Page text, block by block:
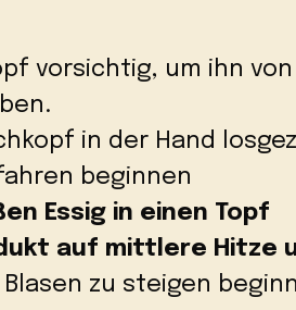
vorsichtig, um ihn von
in der Hand
beginnen
Essig in einen Topf
auf mittlere Hitze
Blasen zu steigen